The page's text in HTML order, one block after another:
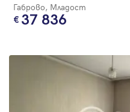
Габрово, Младост
37 836